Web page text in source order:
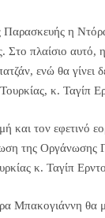
Παρασκευής η
Στο πλαίσιο
ενώ θα γίνει
κ. Ταγίπ
και τον εφετινό
της Οργάνωσης
κ. Ταγίπ
θα